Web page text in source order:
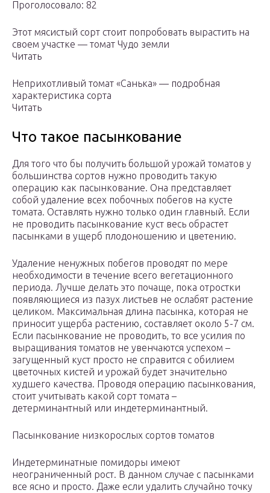
Проголосовало: 82
Этот мясистый сорт стоит попробовать вырастить на
своем участке — томат Чудо земли
Читать
Неприхотливый томат «Санька» — подробная
характеристика сорта
Читать
Что такое пасынкование
Для того что бы получить большой урожай томатов у
большинства сортов нужно проводить такую
операцию как пасынкование. Она представляет
собой удаление всех побочных побегов на кусте
томата. Оставлять нужно только один главный. Если
не проводить пасынкование куст весь обрастет
пасынками в ущерб плодоношению и цветению.
Удаление ненужных побегов проводят по мере
необходимости в течение всего вегетационного
периода. Лучше делать это почаще, пока отростки
появляющиеся из пазух листьев не ослабят растение
целиком. Максимальная длина пасынка, которая не
приносит ущерба растению, составляет около 5-7 см.
Если пасынкование не проводить, то все усилия по
выращивания томатов не увенчаются успехом –
загущенный куст просто не справится с обилием
цветочных кистей и урожай будет значительно
худшего качества. Проводя операцию пасынкования,
стоит учитывать какой сорт томата –
детерминантный или индетерминантный.
Пасынкование низкорослых сортов томатов
Индетерминатные помидоры имеют
неограниченный рост. В данном случае с пасынками
все ясно и просто. Даже если удалить случайно точку